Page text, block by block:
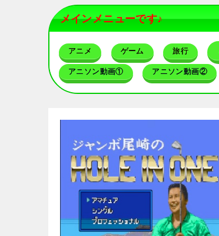
メインメニューです♪
アニメ ゲーム 旅行
アニソン動画① アニソン動画②